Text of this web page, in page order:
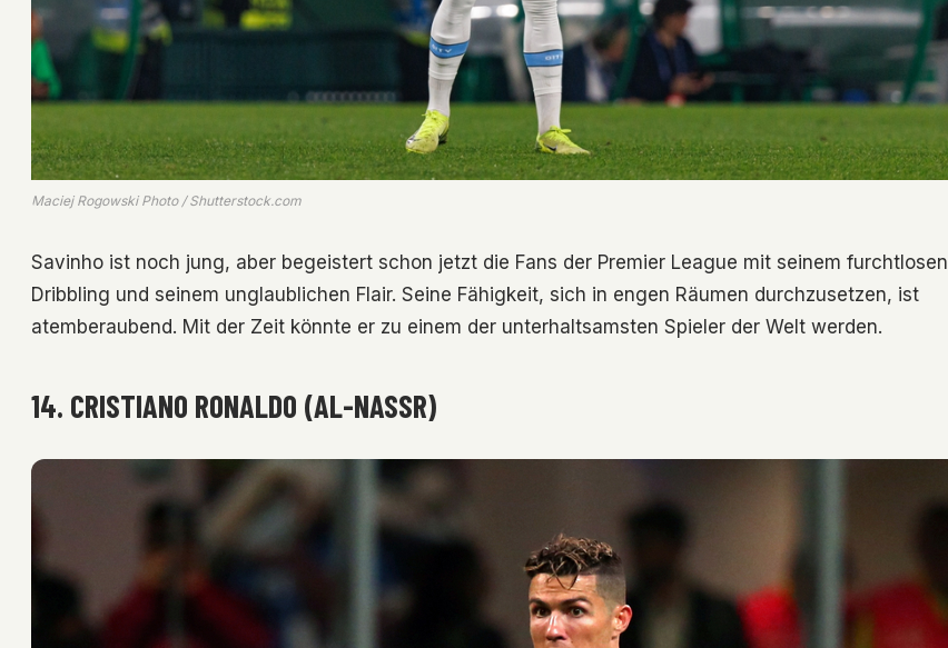
Maciej Rogowski Photo / Shutterstock.com
Savinho ist noch jung, aber begeistert schon jetzt die Fans der Premier League mit seinem furchtlosen
Dribbling und seinem unglaublichen Flair. Seine Fähigkeit, sich in engen Räumen durchzusetzen, ist
atemberaubend. Mit der Zeit könnte er zu einem der unterhaltsamsten Spieler der Welt werden.
14. CRISTIANO RONALDO (AL-NASSR)